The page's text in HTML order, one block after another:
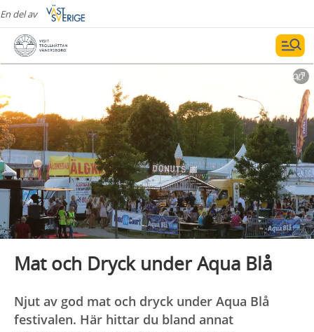
En del av
Patrik Karlsson
Mat och Dryck under Aqua Blå
Njut av god mat och dryck under Aqua Blå
festivalen. Här hittar du bland annat